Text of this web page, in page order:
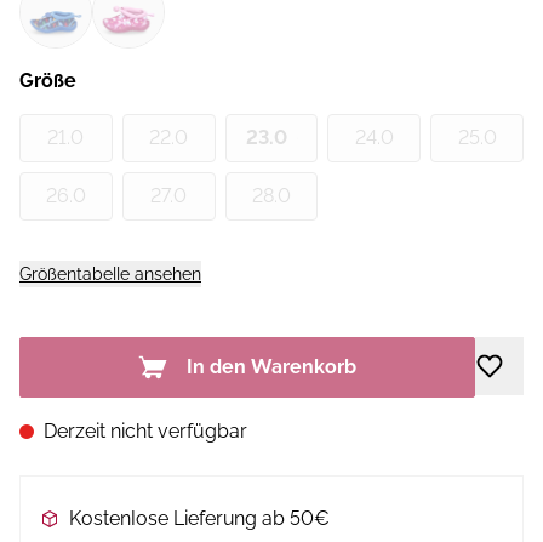
Größe
21.0 22.0 23.0 24.0 25.0
26.0 27.0 28.0
Größentabelle ansehen
In den Warenkorb
Derzeit nicht verfügbar
Kostenlose Lieferung ab 50€